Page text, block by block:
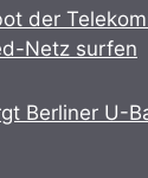
der
Netz surfen
Berliner U-